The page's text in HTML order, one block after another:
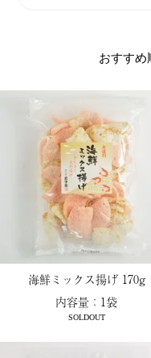
おすすめ
海鮮ミックス揚げ 170g
内容量：1袋
SOLDOUT